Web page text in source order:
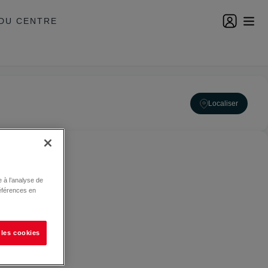
CENTRE
Localiser
l’analyse de
en
cookies